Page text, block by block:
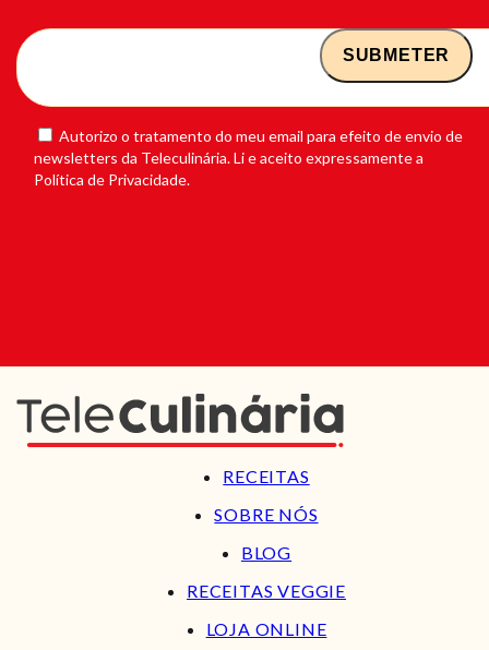
Autorizo o tratamento do meu email para efeito de envio de
newsletters da Teleculinária. Li e aceito expressamente a
Política de Privacidade.
RECEITAS
SOBRE NÓS
BLOG
RECEITAS VEGGIE
LOJA ONLINE